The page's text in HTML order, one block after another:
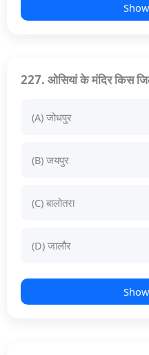
227. ओसियां के मंदिर किस
(A) जोधपुर
(B) जयपुर
(C) बालोतरा
(D) जालौर